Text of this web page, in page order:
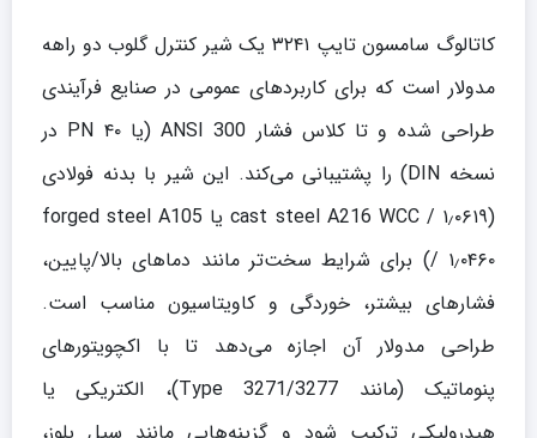
کاتالوگ سامسون تایپ ۳۲۴۱ یک شیر کنترل گلوب دو راهه
مدولار است که برای کاربردهای عمومی در صنایع فرآیندی
طراحی شده و تا کلاس فشار ANSI 300 (یا PN ۴۰ در
نسخه DIN) را پشتیبانی می‌کند. این شیر با بدنه فولادی
(cast steel A216 WCC / ۱٫۰۶۱۹ یا forged steel A105
/ ۱٫۰۴۶۰) برای شرایط سخت‌تر مانند دماهای بالا/پایین،
فشارهای بیشتر، خوردگی و کاویتاسیون مناسب است.
طراحی مدولار آن اجازه می‌دهد تا با اکچویتورهای
پنوماتیک (مانند Type 3271/3277)، الکتریکی یا